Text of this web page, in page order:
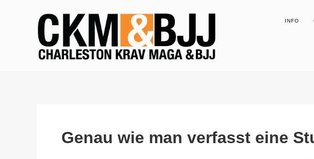
INFO
Genau wie man verfasst eine